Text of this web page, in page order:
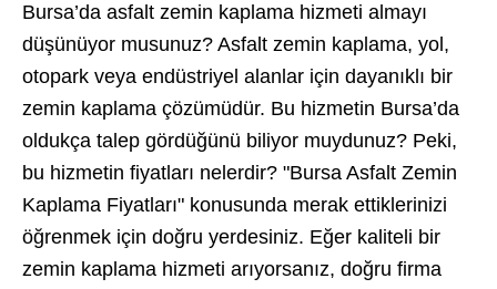
Bursa’da asfalt zemin kaplama hizmeti almayı
düşünüyor musunuz? Asfalt zemin kaplama, yol,
otopark veya endüstriyel alanlar için dayanıklı bir
zemin kaplama çözümüdür. Bu hizmetin Bursa’da
oldukça talep gördüğünü biliyor muydunuz? Peki,
bu hizmetin fiyatları nelerdir? "Bursa Asfalt Zemin
Kaplama Fiyatları" konusunda merak ettiklerinizi
öğrenmek için doğru yerdesiniz. Eğer kaliteli bir
zemin kaplama hizmeti arıyorsanız, doğru firma